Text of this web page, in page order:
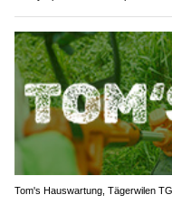
Tom's Hauswartung, Tägerwilen